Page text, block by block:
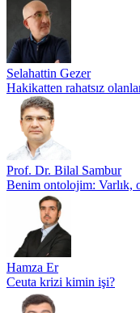
Selahattin Gezer
Hakikatten rahatsız
Prof. Dr. Bilal Sambur
Benim ontolojim: Varlık,
Hamza Er
Ceuta krizi kimin işi?